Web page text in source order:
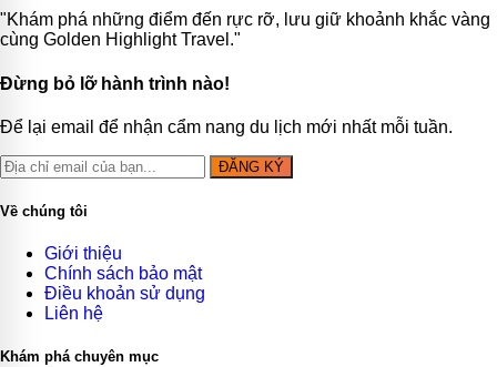
"Khám phá những điểm đến rực rỡ, lưu giữ khoảnh khắc vàng
cùng Golden Highlight Travel."
Đừng bỏ lỡ hành trình nào!
Để lại email để nhận cẩm nang du lịch mới nhất mỗi tuần.
ĐĂNG KÝ
Về chúng tôi
Giới thiệu
Chính sách bảo mật
Điều khoản sử dụng
Liên hệ
Khám phá chuyên mục